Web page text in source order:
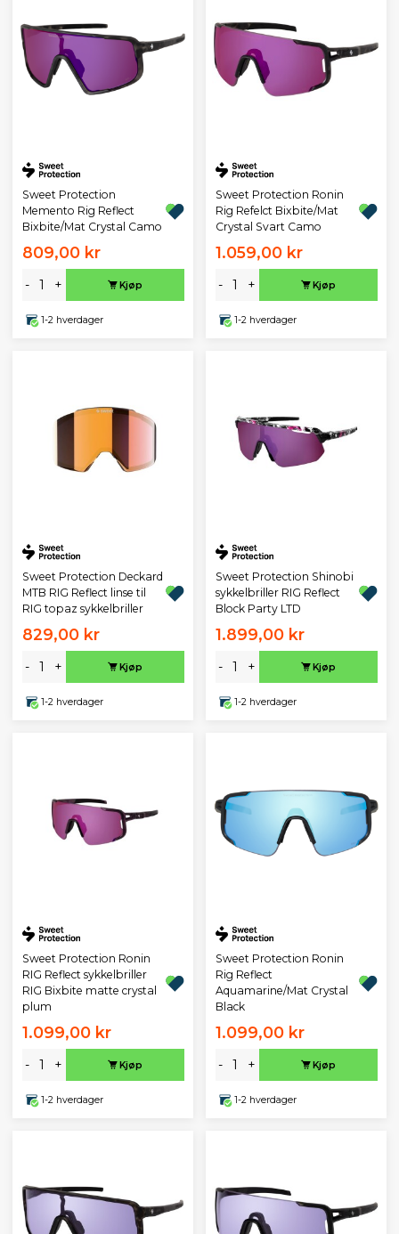
Sweet Protection
Memento Rig Reflect
Bixbite/Mat Crystal Camo
809,00 kr
- + Kjøp
1-2 hverdager
Sweet Protection Ronin
Rig Refelct Bixbite/Mat
Crystal Svart Camo
1.059,00 kr
- + Kjøp
1-2 hverdager
Sweet Protection Deckard
MTB RIG Reflect linse til
RIG topaz sykkelbriller
829,00 kr
- + Kjøp
1-2 hverdager
Sweet Protection Shinobi
sykkelbriller RIG Reflect
Block Party LTD
1.899,00 kr
- + Kjøp
1-2 hverdager
Sweet Protection Ronin
RIG Reflect sykkelbriller
RIG Bixbite matte crystal
plum
1.099,00 kr
- + Kjøp
1-2 hverdager
Sweet Protection Ronin
Rig Reflect
Aquamarine/Mat Crystal
Black
1.099,00 kr
- + Kjøp
1-2 hverdager